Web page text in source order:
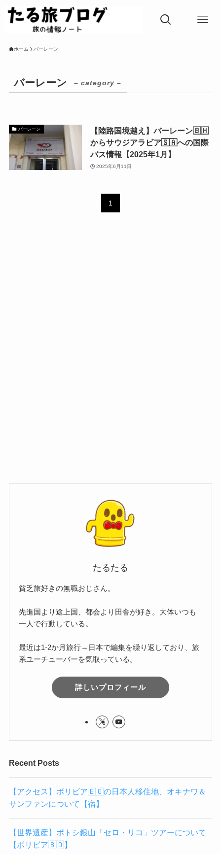
ホーム バーレーン
バーレーン – category –
バーレーン
【陸路国境越え】バーレーン🇧🇭
からサウジアラビア🇸🇦への国際
バス情報【2025年1月】
2025年6月11日
1
たるたる
貧乏旅好きの無職おじさん。
先進国より途上国、都会より田舎が好き。大体いつも
一人で行動している。
最近は1-2か月旅行→日本で編集を繰り返しており、旅
系ユーチューバーを気取っている。
詳しいプロフィール
Recent Posts
【アクセス】ボリビア🇧🇴の日本人移住地、オキナワ＆
サンファンについて【宿】
【世界遺産】ポトシ銀山「セロ・リコ」ツアーについて
【ボリビア🇧🇴】